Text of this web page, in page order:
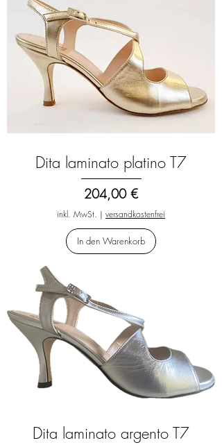
Dita laminato platino T7
Preis
204,00 €
inkl. MwSt. | versandkostenfrei
In den Warenkorb
Dita laminato argento T7